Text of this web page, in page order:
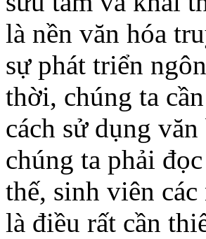
là nền văn hóa
sự phát triển
thời, chúng ta
cách sử dụng
chúng ta phải
thế, sinh viên
là điều rất cần